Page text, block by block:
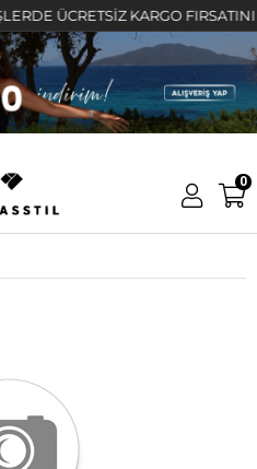
ÜCRETSİZ KARGO FIRSATINI
0